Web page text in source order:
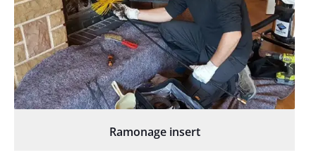
Ramonage insert